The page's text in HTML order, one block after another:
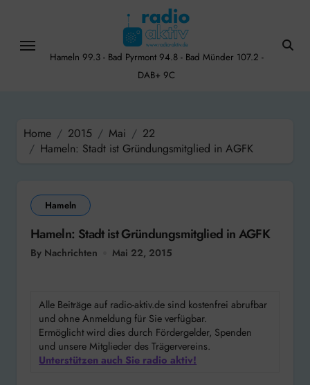
content
Hameln 99.3 - Bad Pyrmont 94.8 - Bad Münder 107.2 -
DAB+ 9C
Home 2015 Mai
22
Hameln: Stadt ist Gründungsmitglied in AGFK
Hameln
Hameln: Stadt ist Gründungsmitglied in AGFK
By Nachrichten Mai 22, 2015
Alle Beiträge auf radio-aktiv.de sind kostenfrei abrufbar
und ohne Anmeldung für Sie verfügbar.
Ermöglicht wird dies durch Fördergelder, Spenden
und unsere Mitglieder des Trägervereins.
Unterstützen auch Sie radio aktiv!